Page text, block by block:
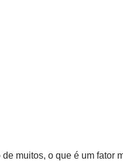
muitos, o que é um fator